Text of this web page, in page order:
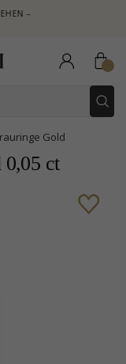
Gold
0,05 ct